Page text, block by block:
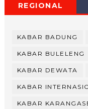
REGIONAL
KABAR BADUNG
KABAR BULELENG
KABAR DEWATA
KABAR
KABAR